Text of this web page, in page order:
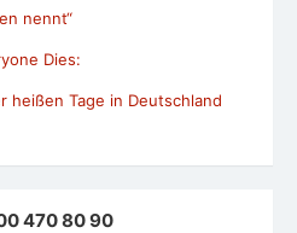
nennt“
Dies:
heißen Tage in Deutschland
470 80 90